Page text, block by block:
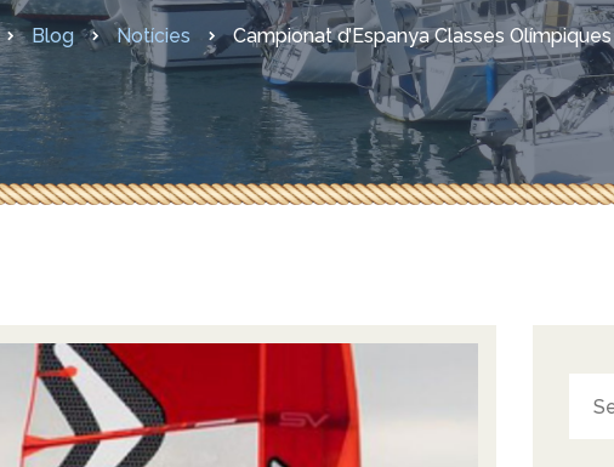
Blog Notícies Campionat d’Espanya Classes Olímpiques